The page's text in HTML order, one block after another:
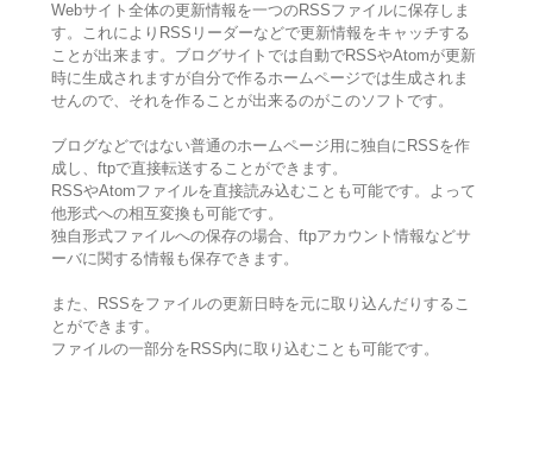
Webサイト全体の更新情報を一つのRSSファイルに保存しま
す。これによりRSSリーダーなどで更新情報をキャッチする
ことが出来ます。ブログサイトでは自動でRSSやAtomが更新
時に生成されますが自分で作るホームページでは生成されま
せんので、それを作ることが出来るのがこのソフトです。
ブログなどではない普通のホームページ用に独自にRSSを作
成し、ftpで直接転送することができます。
RSSやAtomファイルを直接読み込むことも可能です。よって
他形式への相互変換も可能です。
独自形式ファイルへの保存の場合、ftpアカウント情報などサ
ーバに関する情報も保存できます。
また、RSSをファイルの更新日時を元に取り込んだりするこ
とができます。
ファイルの一部分をRSS内に取り込むことも可能です。